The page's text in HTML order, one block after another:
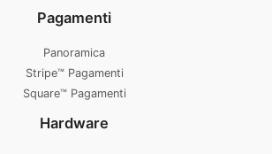
Pagamenti
Panoramica
Stripe™ Pagamenti
Square™ Pagamenti
Hardware